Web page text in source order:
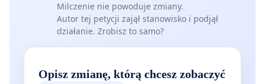
Milczenie nie powoduje zmiany.
Autor tej petycji zajął stanowisko i podjął
działanie. Zrobisz to samo?
Opisz zmianę, którą chcesz zobaczyć